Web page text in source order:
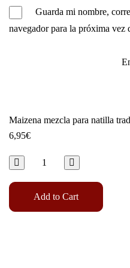
Guarda mi nombre,
navegador para la próxima vez
Maizena mezcla para natilla
6,95€
Add to Cart